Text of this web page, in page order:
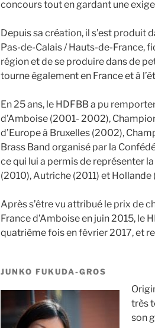
concours tout en gardant une
Depuis sa création, il s’est produit
Pas-de-Calais / Hauts-de-France,
région et de se produire dans de
tourne également en France et à
En 25 ans, le HDFBB a pu
d’Amboise (2001- 2002),
d’Europe à Bruxelles (2002),
Brass Band organisé par la
ce qui lui a permis de représenter
(2010), Autriche (2011) et Hollande
Après s’être vu attribué le prix de
France d’Amboise en juin 2015, le
quatrième fois en février 2017, et
JUNKO FUKUDA-GROS
très
son